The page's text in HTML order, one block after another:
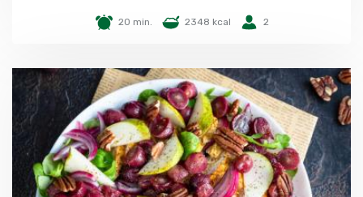
20 min. 2348 kcal 2